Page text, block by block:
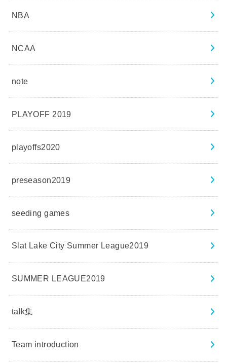
NBA
NCAA
note
PLAYOFF 2019
playoffs2020
preseason2019
seeding games
Slat Lake City Summer League2019
SUMMER LEAGUE2019
talk集
Team introduction